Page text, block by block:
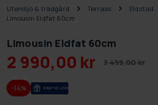
Utemiljö & trädgård Terrass
Eldstad
Limousin Eldfat 60cm
Limousin Eldfat 60cm
2 990,00 kr 3 499,00 kr
-14% GRA­TIS LE­VE­RANS